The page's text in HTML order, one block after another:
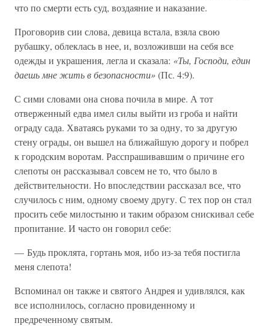
что по смерти есть суд, воздаяние и наказание.
Проговорив сии слова, девица встала, взяла свою
рубашку, облеклась в нее, и, возложивши на себя все
одежды и украшения, легла и сказала: «Ты, Господи, един
даешь мне жить в безопасности»(Пс. 4:9).
С сими словами она снова почила в мире. А тот
отверженный едва имел силы выйти из гроба и найти
ограду сада. Хватаясь руками то за одну, то за другую
стену ограды, он вышел на ближайшую дорогу и побрел
к городским воротам. Расспрашивавшим о причине его
слепоты он рассказывал совсем не то, что было в
действительности. Но впоследствии рассказал все, что
случилось с ним, одному своему другу. С тех пор он стал
просить себе милостыню и таким образом снискивал себе
пропитание. И часто он говорил себе:
— Будь проклята, гортань моя, ибо из-за тебя постигла
меня слепота!
Вспоминал он также и святого Андрея и удивлялся, как
все исполнилось, согласно провиденному и
предреченному святым.